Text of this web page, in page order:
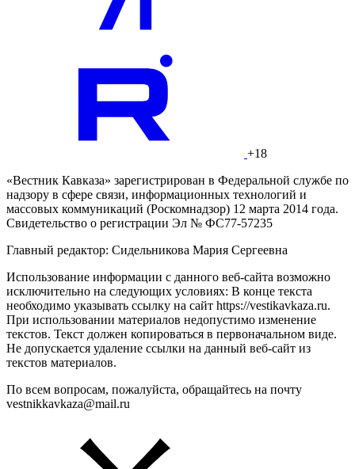
+18
«Вестник Кавказа» зарегистрирован в Федеральной службе по
надзору в сфере связи, информационных технологий и
массовых коммуникаций (Роскомнадзор) 12 марта 2014 года.
Свидетельство о регистрации Эл № ФС77-57235
Главный редактор: Сидельникова Мария Сергеевна
Использование информации с данного веб-сайта возможно
исключительно на следующих условиях: В конце текста
необходимо указывать ссылку на сайт https://vestikavkaza.ru.
При использовании материалов недопустимо изменение
текстов. Текст должен копироваться в первоначальном виде.
Не допускается удаление ссылки на данный веб-сайт из
текстов материалов.
По всем вопросам, пожалуйста, обращайтесь на почту
vestnikkavkaza@mail.ru